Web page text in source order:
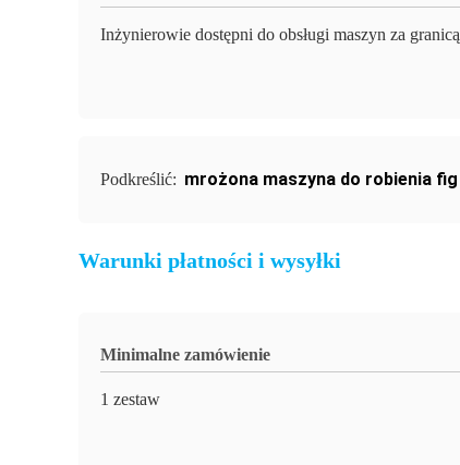
Inżynierowie dostępni do obsługi maszyn za granicą
Podkreślić: mrożona maszyna do robienia
Warunki płatności i wysyłki
Minimalne zamówienie
1 zestaw